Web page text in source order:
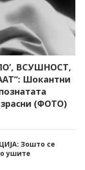
ВСУШНОСТ,
Шокантни
(ФОТО)
Зошто се
ушите